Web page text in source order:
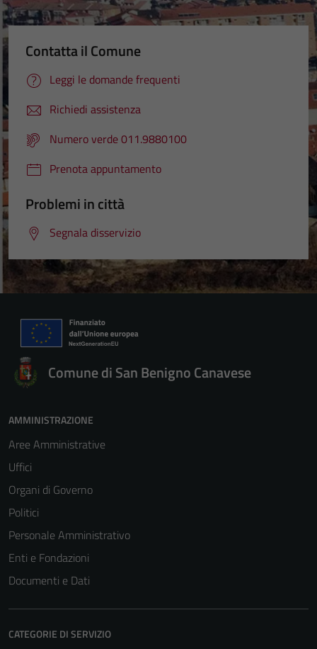
Contatta il Comune
Leggi le domande frequenti
Richiedi assistenza
Numero verde 011.9880100
Prenota appuntamento
Problemi in città
Segnala disservizio
Comune di San Benigno Canavese
AMMINISTRAZIONE
Aree Amministrative
Uffici
Organi di Governo
Politici
Personale Amministrativo
Enti e Fondazioni
Documenti e Dati
CATEGORIE DI SERVIZIO